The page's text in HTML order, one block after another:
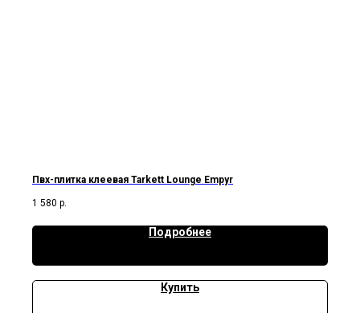
Пвх-плитка клеевая Tarkett Lounge Empyr
1 580 р.
Подробнее
Купить